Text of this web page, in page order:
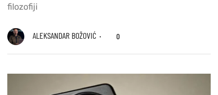
filozofiji
ALEKSANDAR BOŽOVIĆ 0